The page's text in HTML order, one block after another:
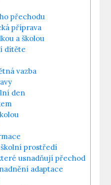
přechodu
příprava
a školou
dítěte
vazba
den
prostředí
usnadňují přechod
adaptace